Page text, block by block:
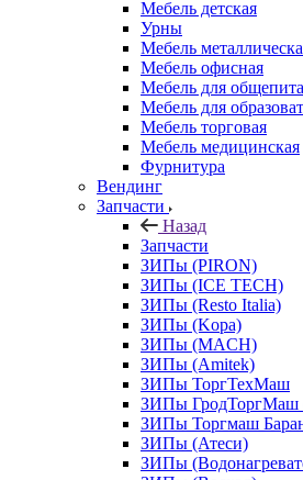
Мебель детская
Урны
Мебель
Мебель офисная
Мебель для общепита
Мебель для
Мебель торговая
Мебель медицинская
Фурнитура
Вендинг
Запчасти
Назад
Запчасти
ЗИПы (PIRON)
ЗИПы (ICE TECH)
ЗИПы (Resto Italia)
ЗИПы (Kopa)
ЗИПы (MACH)
ЗИПы (Amitek)
ЗИПы ТоргТехМаш
ЗИПы ГродТоргМаш
ЗИПы Торгмаш
ЗИПы (Атеси)
ЗИПы